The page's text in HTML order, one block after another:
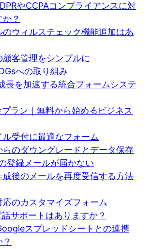
やCCPAコンプライアンスに対
？
ウィルスチェック機能追加はあ
客管理をシンプルに
への取り組み
長を加速する統合フォームシステ
ラン｜無料から始めるビジネス
ル受付に最適なフォーム
らのダウングレードとデータ保存
登録メールが届かない
成後のメールを再度受信する方法
のカスタマイズフォーム
サポートはありますか？
スプレッドシートとの連携